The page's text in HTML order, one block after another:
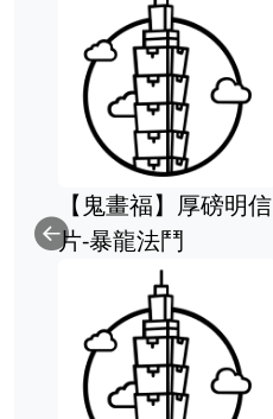
【鬼畫福】厚磅明信
片-暴龍法鬥
Previous